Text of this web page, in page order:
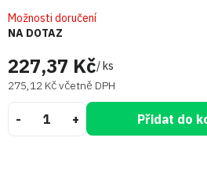
227,37 Kč/ ks
275,12 Kč včetně DPH
NA DOTAZ
Možnosti doručení
Přidat do